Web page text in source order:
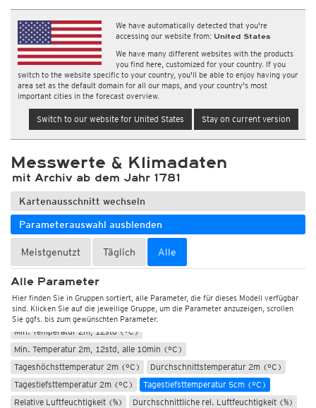
We have automatically detected that you're
accessing our website from: United States
We have many different websites with the products
you find here, customized for your country. If you
switch to the website specific to your country, you'll be able to enjoy having your
area set as the default domain for all our maps, and your country's most
important cities in the forecast overview.
Switch to our website for United States Stay on current version
Messwerte & Klimadaten
mit Archiv ab dem Jahr 1781
Kartenausschnitt wechseln
Parameterauswahl ausblenden
Meistgenutzt Täglich Alle
Alle Parameter
Hier finden Sie in Gruppen sortiert, alle Parameter, die für dieses Modell verfügbar
sind. Klicken Sie auf die jeweilige Gruppe, um die Parameter anzuzeigen, scrollen
Sie ggfs. bis zum gewünschten Parameter.
Wetter, Luftdruck
Temperatur und Luftfeuchtigkeit
Temperatur 2m (°C)
Max. Temperatur 2m, 12std (°C)
Max. Temperatur 2m, 12std, alle 10min (°C)
Min. Temperatur 2m, 12std (°C)
Min. Temperatur 2m, 12std, alle 10min (°C)
Tageshöchsttemperatur 2m (°C)
Durchschnittstemperatur 2m (°C)
Tagestiefsttemperatur 2m (°C)
Tagestiefsttemperatur 5cm (°C)
Relative Luftfeuchtigkeit (%)
Durchschnittliche rel. Luftfeuchtigkeit (%)